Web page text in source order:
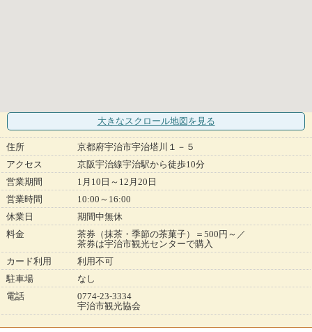
大きなスクロール地図 を見る
住所
京都府宇治市宇治塔川１－５
アクセス
京阪宇治線宇治駅から徒歩10分
営業期間
1月10日～12月20日
営業時間
10:00～16:00
休業日
期間中無休
料金
茶券（抹茶・季節の茶菓子）＝500円～／
茶券は宇治市観光センターで購入
カード利用
利用不可
駐車場
なし
電話
0774-23-3334
宇治市観光協会